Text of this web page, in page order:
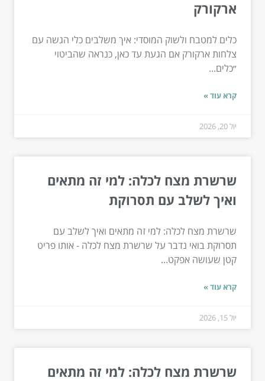
ארקורק
כלים למטבח ולשוק המוסדי: איך משלבים כלי הגשה עם
צלחות ארקורק אם הגעת עד כאן, כנראה שהביטוי
״כלים...
קרא עוד »
יול 20, 2026
שרשרת מצח לכלה: למי זה מתאים
ואיך לשלב עם תסרוקת
שרשרת מצח לכלה: למי זה מתאים ואיך לשלב עם
תסרוקת בואי נדבר על שרשרת מצח לכלה - אותו פריט
קטן שעושה אפקט...
קרא עוד »
יול 15, 2026
שרשרת מצח לכלה: למי זה מתאים